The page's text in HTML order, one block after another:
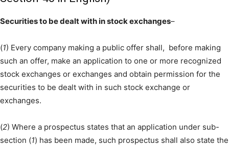
Securities to be dealt with in stock exchanges–
(1) Every company making a public offer shall, before making
such an offer, make an application to one or more recognized
stock exchanges or exchanges and obtain permission for the
securities to be dealt with in such stock exchange or
exchanges.
(2) Where a prospectus states that an application under sub-
section (1) has been made, such prospectus shall also state the